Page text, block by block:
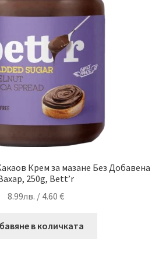
Крем за мазане Без Добавена
250g, Bett’r
8.99лв. / 4.60 €
в количката